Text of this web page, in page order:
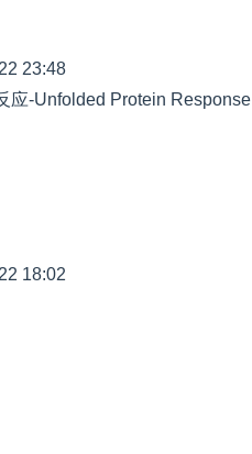
23:48
应-Unfolded Protein Response
18:02